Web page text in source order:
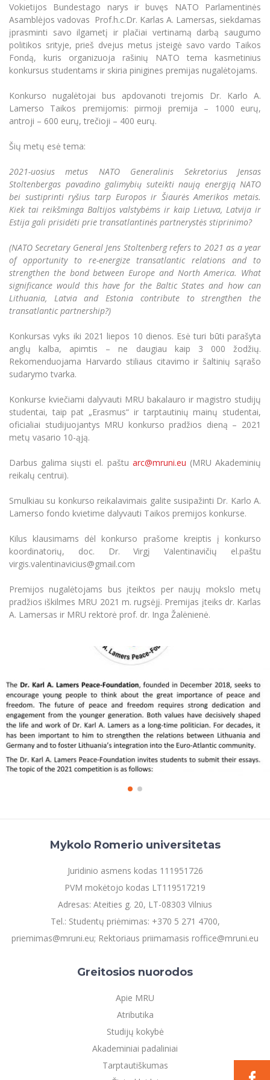
Universiteto teatras
MRU pop vokalinis ansamblis (vadovas Artūras
Novikas)
MRU merginų choras
Neformaliuoju ir (ar) savišvietos būdu įgytų
kompetencijų vertinimas ir pripažinimas
Studijų organizavimas
Erasmus+ mobilumas praktikoms (SMP)
Kitos galimybės
Partnerystės
Azijos centras
Vilniaus Karaliaus Sedžiongo institutas
Emocinė gerovė
Mokslo laboratorijos
Žmogaus, aplinkos ir technologijų (HET)
Doktorantūra
Projektai
Akademinė leidyba
Kasmetiniai mokslo renginiai
Veiklos dokumentai
Akademinė etika
Darbas MRU
Universiteto simbolika
Atributika
Naujienos
Tarptautiškumas
Studentams
Studentams
Partnerystės
Azijos centras
Vilniaus Karaliaus Sedžiongo institutas
Frankofoniškų šalių studijų centras
Darbuotojams
Azijos centras
Vilniaus Karaliaus Sedžiongo institutas
Frankofoniškų šalių studijų centras
Darnus vystymasis
Privatumo politika
Negalia ir individualieji poreikiai
Viešai skelbiama informacija
Parama Ukrainai
Civilinė sauga
Korupcijos prevencija
Sūduvos akademija
Tinklalaidės
Bakalauro studijos
Magistrantūros studijos
Vadovų MBA
Teisės LL.M.
Papildomosios studijos
Profesinės bakalauro studijos
Personalo valdymo centras
Privačių interesų deklaravimas
Informacija naujiems darbuotojams
Studijų Moodle (studijų vykdymui)
Darbuotojų Moodle (kompetencijų tobulinimui)
Studijų tvarkaraštis
Informacinė sistema "Studijos"
Darbuotojų elektroninis paštas
Daugiafaktorinė autentifikacija universiteto
Mokslininkų profiliai "CRIS"
Bendruomenės gerovė
Darbuotojų kvalifikacijos kėlimas
Intranetas
eDVS
Microsoft Office 365
MRU mobilios programėlės
Kontaktų paieška
Vokietijos Bundestago narys ir buvęs NATO Parlamentinės
Asamblėjos vadovas Prof.h.c.Dr. Karlas A. Lamersas, siekdamas
įprasminti savo ilgametį ir plačiai vertinamą darbą saugumo
politikos srityje, prieš dvejus metus įsteigė savo vardo Taikos
Fondą, kuris organizuoja rašinių NATO tema kasmetinius
konkursus studentams ir skiria pinigines premijas nugalėtojams.
Konkurso nugalėtojai bus apdovanoti trejomis Dr. Karlo A.
Lamerso Taikos premijomis: pirmoji premija – 1000 eurų,
antroji – 600 eurų, trečioji – 400 eurų.
Šių metų esė tema:
2021-uosius metus NATO Generalinis Sekretorius Jensas
Stoltenbergas pavadino galimybių suteikti naują energiją NATO
bei sustiprinti ryšius tarp Europos ir Šiaurės Amerikos metais.
Kiek tai reikšminga Baltijos valstybėms ir kaip Lietuva, Latvija ir
Estija gali prisidėti prie transatlantinės partnerystės stiprinimo?
(NATO Secretary General Jens Stoltenberg refers to 2021 as a year
of opportunity to re-energize transatlantic relations and to
strengthen the bond between Europe and North America. What
significance would this have for the Baltic States and how can
Lithuania, Latvia and Estonia contribute to strengthen the
transatlantic partnership?)
Konkursas vyks iki 2021 liepos 10 dienos. Esė turi būti parašyta
anglų kalba, apimtis – ne daugiau kaip 3 000 žodžių.
Rekomenduojama Harvardo stiliaus citavimo ir šaltinių sąrašo
sudarymo tvarka.
Konkurse kviečiami dalyvauti MRU bakalauro ir magistro studijų
studentai, taip pat „Erasmus“ ir tarptautinių mainų studentai,
oficialiai studijuojantys MRU konkurso pradžios dieną – 2021
metų vasario 10-ąją.
Darbus galima siųsti el. paštu arc@mruni.eu (MRU Akademinių
reikalų centrui).
Smulkiau su konkurso reikalavimais galite susipažinti Dr. Karlo A.
Lamerso fondo kvietime dalyvauti Taikos premijos konkurse.
Kilus klausimams dėl konkurso prašome kreiptis į konkurso
koordinatorių, doc. Dr. Virgį Valentinavičių el.paštu
virgis.valentinavicius@gmail.com
Premijos nugalėtojams bus įteiktos per naujų mokslo metų
pradžios iškilmes MRU 2021 m. rugsėjį. Premijas įteiks dr. Karlas
A. Lamersas ir MRU rektorė prof. dr. Inga Žalėnienė.
Mykolo Romerio universitetas
Juridinio asmens kodas 111951726
PVM mokėtojo kodas LT119517219
Adresas: Ateities g. 20, LT-08303 Vilnius
Tel.: Studentų priėmimas: +370 5 271 4700,
priemimas@mruni.eu; Rektoriaus priimamasis roffice@mruni.eu
Greitosios nuorodos
Apie MRU
Atributika
Studijų kokybė
Akademiniai padaliniai
Tarptautiškumas